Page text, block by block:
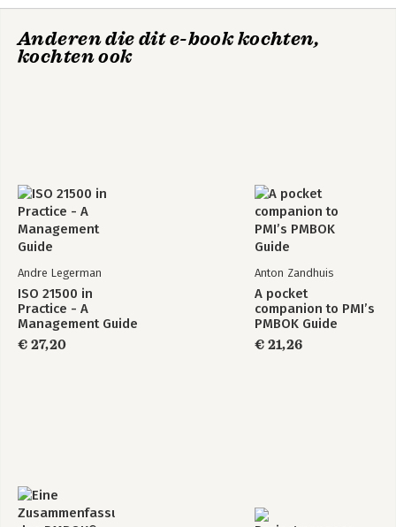
Anderen die dit e-book kochten,
kochten ook
Andre Legerman
ISO 21500 in
Practice - A
Management Guide
€ 27,20
Anton Zandhuis
A pocket
companion to PMI’s
PMBOK Guide
€ 21,26